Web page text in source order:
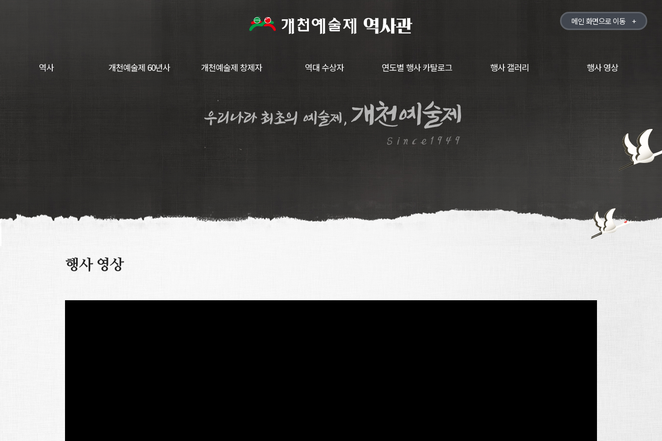
메인 화면으로 이동 +
역사 개천예술제 60년사 개천예술제 창제자 역대 수상자 연도별 행사 카탈로그 행사 갤러리 행사 영상
행사 영상